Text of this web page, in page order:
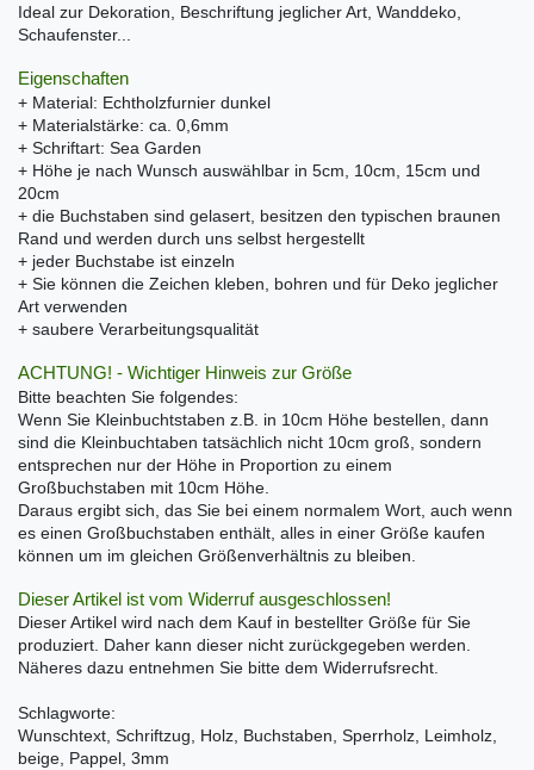
Ideal zur Dekoration, Beschriftung jeglicher Art, Wanddeko,
Schaufenster...
Eigenschaften
+ Material: Echtholzfurnier dunkel
+ Materialstärke: ca. 0,6mm
+ Schriftart: Sea Garden
+ Höhe je nach Wunsch auswählbar in 5cm, 10cm, 15cm und
20cm
+ die Buchstaben sind gelasert, besitzen den typischen braunen
Rand und werden durch uns selbst hergestellt
+ jeder Buchstabe ist einzeln
+ Sie können die Zeichen kleben, bohren und für Deko jeglicher
Art verwenden
+ saubere Verarbeitungsqualität
ACHTUNG! - Wichtiger Hinweis zur Größe
Bitte beachten Sie folgendes:
Wenn Sie Kleinbuchtstaben z.B. in 10cm Höhe bestellen, dann
sind die Kleinbuchtaben tatsächlich nicht 10cm groß, sondern
entsprechen nur der Höhe in Proportion zu einem
Großbuchstaben mit 10cm Höhe.
Daraus ergibt sich, das Sie bei einem normalem Wort, auch wenn
es einen Großbuchstaben enthält, alles in einer Größe kaufen
können um im gleichen Größenverhältnis zu bleiben.
Dieser Artikel ist vom Widerruf ausgeschlossen!
Dieser Artikel wird nach dem Kauf in bestellter Größe für Sie
produziert. Daher kann dieser nicht zurückgegeben werden.
Näheres dazu entnehmen Sie bitte dem Widerrufsrecht.
Schlagworte:
Wunschtext, Schriftzug, Holz, Buchstaben, Sperrholz, Leimholz,
beige, Pappel, 3mm